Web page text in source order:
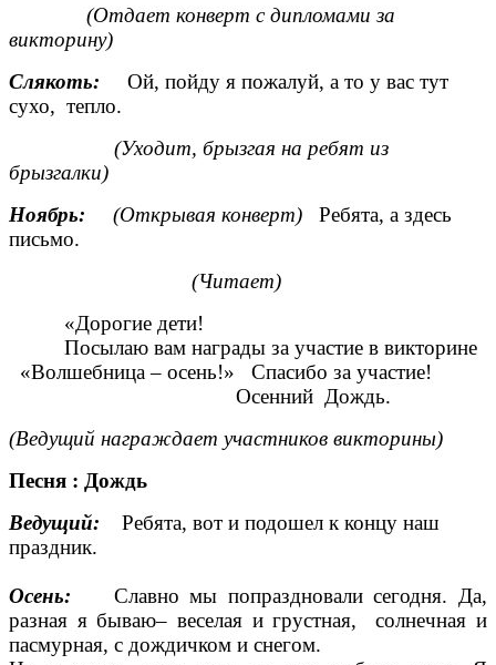
(Отдает конверт с дипломами за
викторину)
Слякоть: Ой, пойду я пожалуй, а то у вас тут
сухо, тепло.
(Уходит, брызгая на ребят из
брызгалки)
Ноябрь: (Открывая конверт)
Ребята, а здесь
письмо.
(Читает)
«Дорогие дети!
Посылаю вам награды за участие в викторине
«Волшебница – осень!» Спасибо за участие!
Осенний Дождь.
(Ведущий награждает участников викторины)
Песня : Дождь
Ведущий: Ребята, вот и подошел к концу наш
праздник.
Осень:
Славно мы попраздновали сегодня. Да,
разная я бываю– веселая и грустная, солнечная и
пасмурная, с дождичком и снегом.